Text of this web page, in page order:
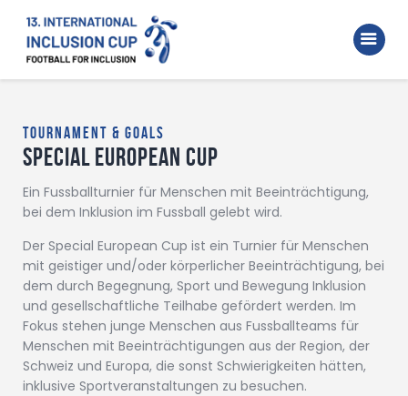
Home
Walking Football Turnier
Supporter
About us
Tournament & Goals
Special EUROPEAN CUP
Ein Fussballturnier für Menschen mit Beeinträchtigung,
bei dem Inklusion im Fussball gelebt wird.
Der Special European Cup ist ein Turnier für Menschen
mit geistiger und/oder körperlicher Beeinträchtigung, bei
dem durch Begegnung, Sport und Bewegung Inklusion
und gesellschaftliche Teilhabe gefördert werden. Im
Fokus stehen junge Menschen aus Fussballteams für
Menschen mit Beeinträchtigungen aus der Region, der
Schweiz und Europa, die sonst Schwierigkeiten hätten,
inklusive Sportveranstaltungen zu besuchen.